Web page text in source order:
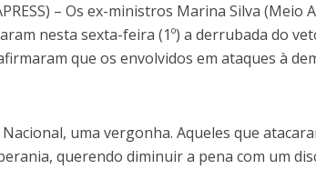
– Os ex-ministros Marina Silva (Meio
nesta sexta-feira (1º) a derrubada do
que os envolvidos em ataques à
uma vergonha. Aqueles que
querendo diminuir a pena com um